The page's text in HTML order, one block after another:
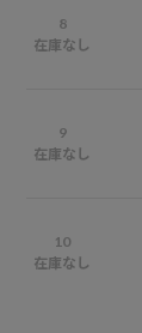
8
在庫なし
9
在庫なし
10
在庫なし